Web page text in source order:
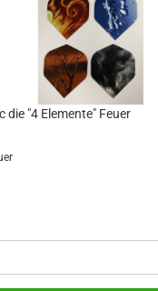
die "4 Ele­men­te" Feuer